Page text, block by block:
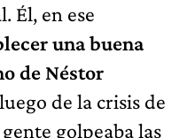
Él, en ese
una buena
de Néstor
de la crisis de
golpeaba las